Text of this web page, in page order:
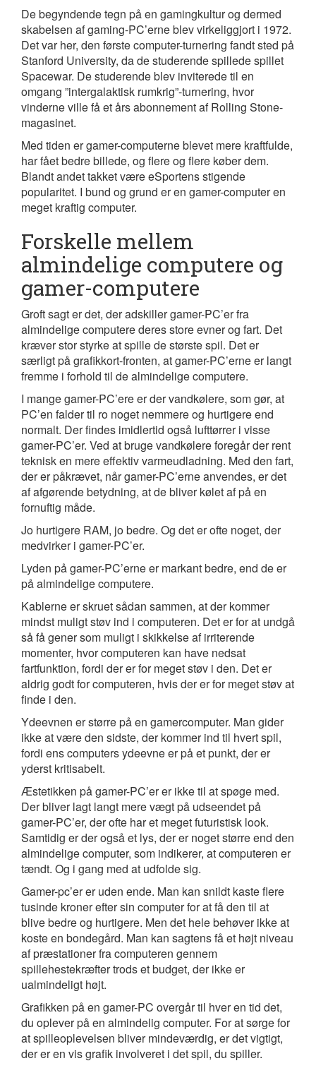
De begyndende tegn på en gamingkultur og dermed
skabelsen af gaming-PC’erne blev virkeliggjort i 1972.
Det var her, den første computer-turnering fandt sted på
Stanford University, da de studerende spillede spillet
Spacewar. De studerende blev inviterede til en
omgang ”intergalaktisk rumkrig”-turnering, hvor
vinderne ville få et års abonnement af Rolling Stone-
magasinet.
Med tiden er gamer-computerne blevet mere kraftfulde,
har fået bedre billede, og flere og flere køber dem.
Blandt andet takket være eSportens stigende
popularitet. I bund og grund er en gamer-computer en
meget kraftig computer.
Forskelle mellem
almindelige computere og
gamer-computere
Groft sagt er det, der adskiller gamer-PC’er fra
almindelige computere deres store evner og fart. Det
kræver stor styrke at spille de største spil. Det er
særligt på grafikkort-fronten, at gamer-PC’erne er langt
fremme i forhold til de almindelige computere.
I mange gamer-PC’ere er der vandkølere, som gør, at
PC’en falder til ro noget nemmere og hurtigere end
normalt. Der findes imidlertid også lufttørrer i visse
gamer-PC’er. Ved at bruge vandkølere foregår der rent
teknisk en mere effektiv varmeudladning. Med den fart,
der er påkrævet, når gamer-PC’erne anvendes, er det
af afgørende betydning, at de bliver kølet af på en
fornuftig måde.
Jo hurtigere RAM, jo bedre. Og det er ofte noget, der
medvirker i gamer-PC’er.
Lyden på gamer-PC’erne er markant bedre, end de er
på almindelige computere.
Kablerne er skruet sådan sammen, at der kommer
mindst muligt støv ind i computeren. Det er for at undgå
så få gener som muligt i skikkelse af irriterende
momenter, hvor computeren kan have nedsat
fartfunktion, fordi der er for meget støv i den. Det er
aldrig godt for computeren, hvis der er for meget støv at
finde i den.
Ydeevnen er større på en gamercomputer. Man gider
ikke at være den sidste, der kommer ind til hvert spil,
fordi ens computers ydeevne er på et punkt, der er
yderst kritisabelt.
Æstetikken på gamer-PC’er er ikke til at spøge med.
Der bliver lagt langt mere vægt på udseendet på
gamer-PC’er, der ofte har et meget futuristisk look.
Samtidig er der også et lys, der er noget større end den
almindelige computer, som indikerer, at computeren er
tændt. Og i gang med at udfolde sig.
Gamer-pc’er er uden ende. Man kan snildt kaste flere
tusinde kroner efter sin computer for at få den til at
blive bedre og hurtigere. Men det hele behøver ikke at
koste en bondegård. Man kan sagtens få et højt niveau
af præstationer fra computeren gennem
spillehestekræfter trods et budget, der ikke er
ualmindeligt højt.
Grafikken på en gamer-PC overgår til hver en tid det,
du oplever på en almindelig computer. For at sørge for
at spilleoplevelsen bliver mindeværdig, er det vigtigt,
der er en vis grafik involveret i det spil, du spiller.